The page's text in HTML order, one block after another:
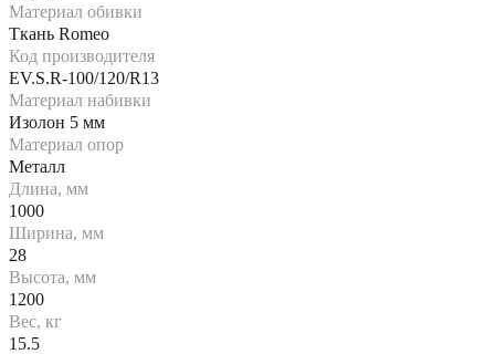
Материал обивки
Ткань Romeo
Код производителя
EV.S.R-100/120/R13
Материал набивки
Изолон 5 мм
Материал опор
Металл
Длина, мм
1000
Ширина, мм
28
Высота, мм
1200
Вес, кг
15.5